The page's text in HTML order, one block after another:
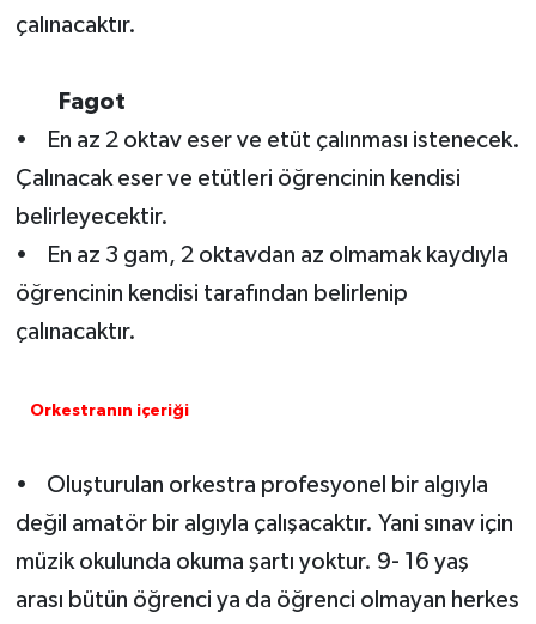
çalınacaktır.
Fagot
• En az 2 oktav eser ve etüt çalınması istenecek.
Çalınacak eser ve etütleri öğrencinin kendisi
belirleyecektir.
• En az 3 gam, 2 oktavdan az olmamak kaydıyla
öğrencinin kendisi tarafından belirlenip
çalınacaktır.
Orkestranın içeriği
• Oluşturulan orkestra profesyonel bir algıyla
değil amatör bir algıyla çalışacaktır. Yani sınav için
müzik okulunda okuma şartı yoktur. 9- 16 yaş
arası bütün öğrenci ya da öğrenci olmayan herkes